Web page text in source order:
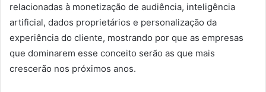
relacionadas à monetização de audiência, inteligência
artificial, dados proprietários e personalização da
experiência do cliente, mostrando por que as empresas
que dominarem esse conceito serão as que mais
crescerão nos próximos anos.